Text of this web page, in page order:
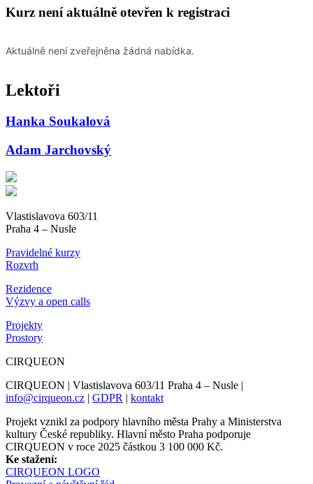
Kurz není aktuálně otevřen k registraci
Lektoři
Hanka Soukalová
Adam Jarchovský
Vlastislavova 603/11
Praha 4 – Nusle
Pravidelné kurzy
Rozvrh
Rezidence
Výzvy a open calls
Projekty
Prostory
CIRQUEON
CIRQUEON | Vlastislavova 603/11 Praha 4 – Nusle |
info@cirqueon.cz | GDPR | kontakt
Projekt vznikl za podpory hlavního města Prahy a Ministerstva
kultury České republiky. Hlavní město Praha podporuje
CIRQUEON v roce 2025 částkou 3 100 000 Kč.
Ke stažení:
CIRQUEON LOGO